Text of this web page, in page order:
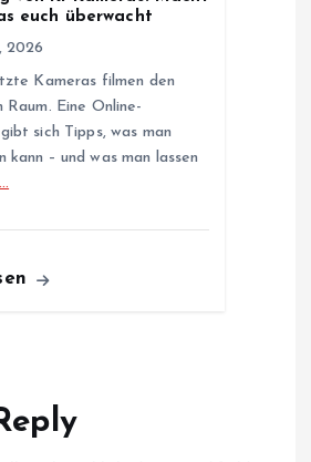
euch überwacht
2026
Kameras filmen den
Eine Online-
sich Tipps, was man
kann – und was man lassen